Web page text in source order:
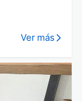
Ver más